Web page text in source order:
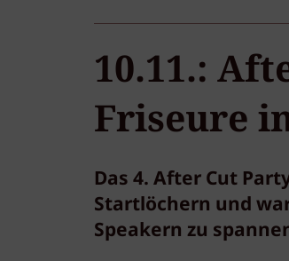
10.11.:
Friseure
Das 4. After Cut
Startlöchern und
Speakern zu